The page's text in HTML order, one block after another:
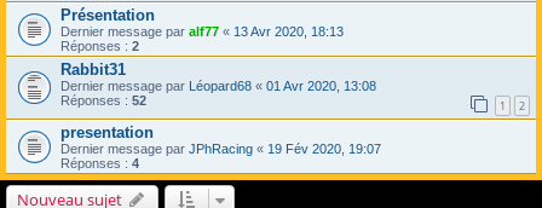
Présentation
Dernier message par alf77 « 13 Avr 2020, 18:13
Réponses : 2
Rabbit31
Dernier message par Léopard68 « 01 Avr 2020, 13:08
Réponses : 52 1 2
presentation
Dernier message par JPhRacing « 19 Fév 2020, 19:07
Réponses : 4
Nouveau sujet